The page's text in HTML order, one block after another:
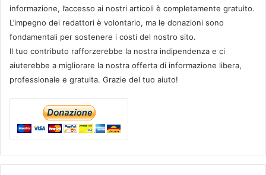
informazione, l’accesso ai nostri articoli è completamente gratuito.
L’impegno dei redattori è volontario, ma le donazioni sono
fondamentali per sostenere i costi del nostro sito.
Il tuo contributo rafforzerebbe la nostra indipendenza e ci
aiuterebbe a migliorare la nostra offerta di informazione libera,
professionale e gratuita. Grazie del tuo aiuto!